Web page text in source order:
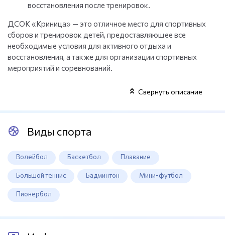
восстановления после тренировок.
ДСОК «Криница» — это отличное место для спортивных
сборов и тренировок детей, предоставляющее все
необходимые условия для активного отдыха и
восстановления, а также для организации спортивных
мероприятий и соревнований.
Свернуть описание
Виды спорта
Волейбол Баскетбол Плавание
Большой теннис Бадминтон Мини-футбол
Пионербол